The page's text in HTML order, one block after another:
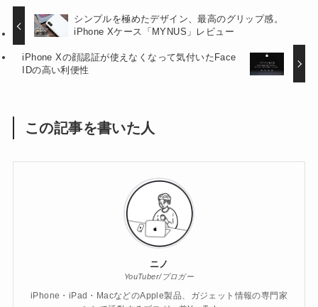
シンプルを極めたデザイン、最高のグリップ感。
iPhone Xケース「MYNUS」レビュー
iPhone Xの顔認証が使えなくなって気付いたFace
IDの高い利便性
この記事を書いた人
ニノ
YouTuber/ブロガー
iPhone・iPad・MacなどのApple製品、ガジェット情報の専門家